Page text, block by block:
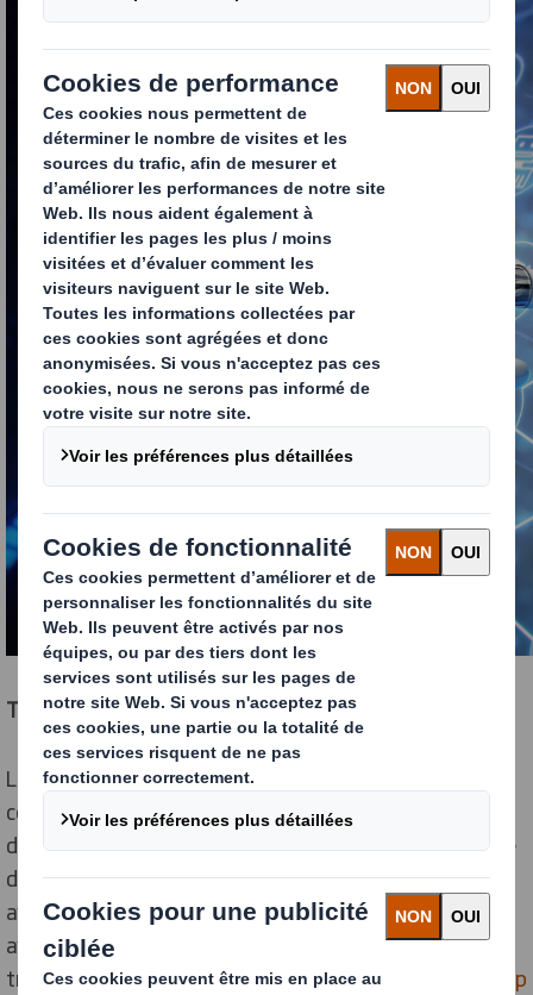
Trop artificielles pour être intelligentes
Les intelligences artificielles s’inspirent des processus
cognitifs humains. Mais elles sont dépourvues
d’émotions, de conscience ou de capacités de prises de
décisions autonomes. Ce qui les rend incomparables
avec l’intelligence humaine***. Elles se différencient
avant tout par leur capacité colossale à stocker et
traiter de grandes quantités de données. Grâce au
deep